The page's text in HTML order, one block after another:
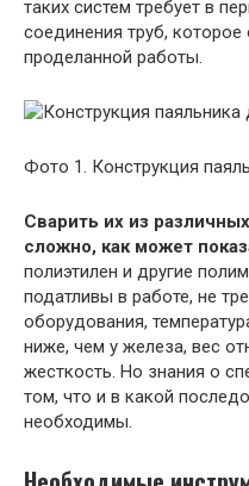
таких систем требует в
соединения труб,
проделанной работы.
Фото 1. Конструкция
Сварить их из
сложно, как может
полиэтилен и другие
податливы в работе, не
оборудования,
ниже, чем у железа, вес
жесткость. Но знания о
том, что и в какой
необходимы.